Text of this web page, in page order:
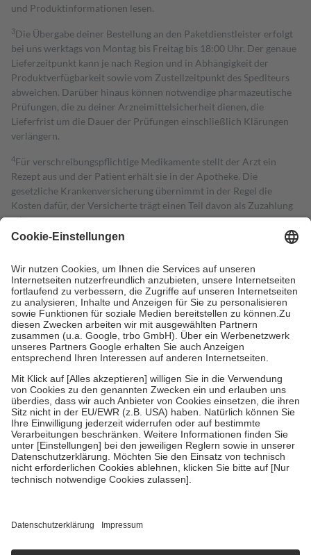
und Produktinformationen lesen.
3Die Übergabe deiner Bestellung an den Paketdienstleister erfolgt
bei uns werktags von Montag bis Freitag bis 18:00 Uhr. Der genaue
Lieferzeitpunkt kann je nach Region und in Abhängigkeit der
Produktverfügbarkeit sowie vom Zustellzeitpunkt des Spediteurs
abweichen. Darüber hinaus können notwendige pharmazeutische
Prüfungen, die zu deiner Arzneimittelsicherheit dienen, die
Lieferfrist um die Dauer der Prüfungen einschließlich Klärungen
verlängern.
4Für verschreibungspflichtige Medikamente stellt der Arzt ein
Rezept aus und der Patient erhält sie in der Apotheke. Die
gesetzliche Krankenversicherung übernimmt in der Regel die
Kosten dafür, der Versicherte trägt einen Teil davon als Zuzahlung
mit.
Grundsätzlich leisten Mitglieder Zuzahlungen in Höhe von zehn
höchstens zehn Euro.
Es sind jedoch nie mehr als die tatsächlichen
Kosten der Leistung zu entrichten.
Diese Regeln gelten grundsätzlich auch für Online-Apotheken.
Bei Heilmitteln und häuslicher Krankenpflege beträgt die
Zuzahlung zehn Prozent der Kosten sowie zehn Euro je
Verordnung.
Um das Engagement der Versicherten für ihre eigene Gesundheit zu
stärken und die besondere Stellung der Familie zu unterstützen,
fallenkeine Zuzahlungenan bei:
• Kindern und Jugendlichen bis zum vollendeten 18. Lebensjahr
mit Ausnahme der Fahrkosten
• Untersuchungen zur Vorsorge und Früherkennung, die von der
GKV getragen werden
• empfohlenen Schutzimpfungen
• Harn- und Blutteststreifen
getroffen, um sicherzustellen, dass es sich um echte Bewertungen
https://help.etrusted.com/hc/de/articles/4419944605341